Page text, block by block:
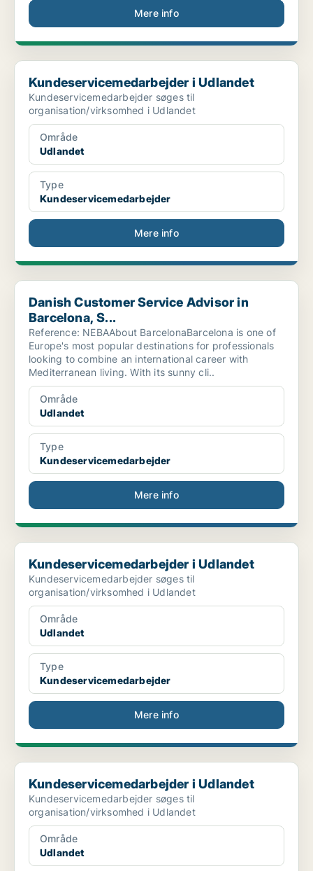
Mere info
Kundeservicemedarbejder i Udlandet
Kundeservicemedarbejder i Udlandet
Kundeservicemedarbejder søges til
organisation/virksomhed i Udlandet
Område
Udlandet
Type
Kundeservicemedarbejder
Mere info
Danish Customer Service Advisor in Barcelona, S...
Danish Customer Service Advisor in
Barcelona, S...
Reference: NEBAAbout BarcelonaBarcelona is one of
Europe's most popular destinations for professionals
looking to combine an international career with
Mediterranean living. With its sunny cli..
Område
Udlandet
Type
Kundeservicemedarbejder
Mere info
Kundeservicemedarbejder i Udlandet
Kundeservicemedarbejder i Udlandet
Kundeservicemedarbejder søges til
organisation/virksomhed i Udlandet
Område
Udlandet
Type
Kundeservicemedarbejder
Mere info
Kundeservicemedarbejder i Udlandet
Kundeservicemedarbejder i Udlandet
Kundeservicemedarbejder søges til
organisation/virksomhed i Udlandet
Område
Udlandet